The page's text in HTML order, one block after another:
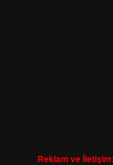
Reklam ve İletişim: